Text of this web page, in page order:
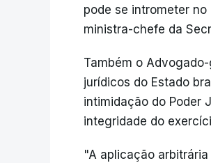
pode se intrometer
ministra-chefe da
Também o
jurídicos do Estado
intimidação do Poder
integridade do
"A aplicação